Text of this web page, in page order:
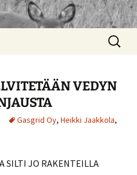
Haku:
VEDYN
Gasgrid Oy, Heikki Jaakkola,
SILTI JO RAKENTEILLA